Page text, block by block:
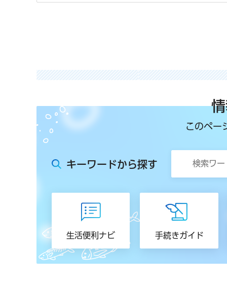
このペー
キーワードから探す
生活便利ナビ 手続きガイド